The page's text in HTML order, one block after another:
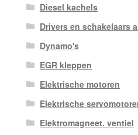
Diesel kachels
Drivers en schakelaars
Dynamo's
EGR kleppen
Elektrische motoren
Elektrische
Elektromagneet. ventiel